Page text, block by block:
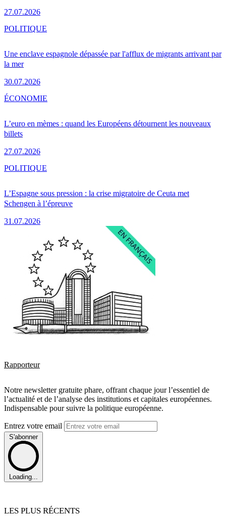
27.07.2026
Une enclave espagnole dépassée par l'afflux de migrants arrivant par
la mer
30.07.2026
POLITIQUE
L’euro en mèmes : quand les Européens détournent les nouveaux
billets
27.07.2026
ÉCONOMIE
L’Espagne sous pression : la crise migratoire de Ceuta met
Schengen à l’épreuve
31.07.2026
POLITIQUE
Rapporteur
Notre newsletter gratuite phare, offrant chaque jour l’essentiel de
l’actualité et de l’analyse des institutions et capitales européennes.
Indispensable pour suivre la politique européenne.
Entrez votre email
S'abonner
Loading...
LES PLUS RÉCENTS